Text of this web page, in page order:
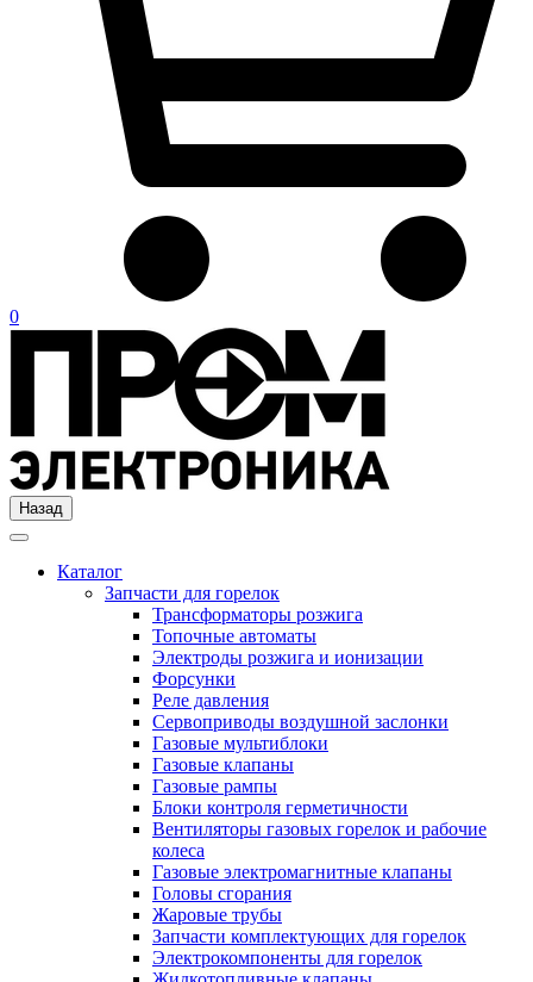
0
Назад
Каталог
Запчасти для горелок
Трансформаторы розжига
Топочные автоматы
Электроды розжига и ионизации
Форсунки
Реле давления
Сервоприводы воздушной заслонки
Газовые мультиблоки
Газовые клапаны
Газовые рампы
Блоки контроля герметичности
Вентиляторы газовых горелок и рабочие
колеса
Газовые электромагнитные клапаны
Головы сгорания
Жаровые трубы
Запчасти комплектующих для горелок
Электрокомпоненты для горелок